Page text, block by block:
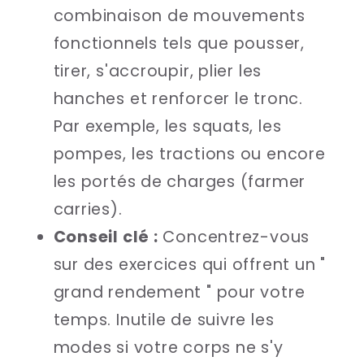
combinaison de mouvements
fonctionnels tels que pousser,
tirer, s'accroupir, plier les
hanches et renforcer le tronc.
Par exemple, les squats, les
pompes, les tractions ou encore
les portés de charges (farmer
carries).
Conseil clé : Concentrez-vous
sur des exercices qui offrent un "
grand rendement " pour votre
temps. Inutile de suivre les
modes si votre corps ne s'y